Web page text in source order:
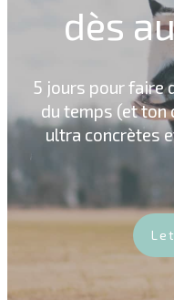
dès
5 jours pour faire
du temps (et ton
ultra concrètes